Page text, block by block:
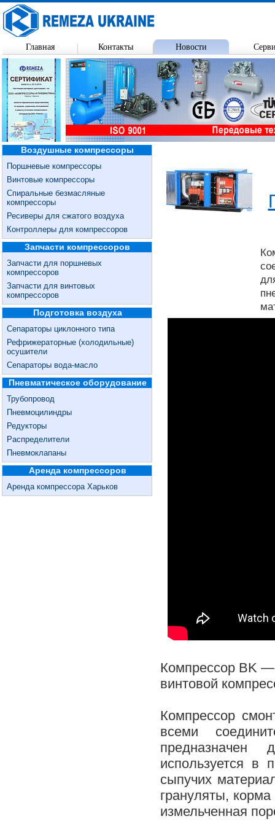
Воздушные компрессоры
Поршневые компрессоры
Винтовые компрессоры
Спиральные безмасляные
компрессоры
Ресиверы для сжатого воздуха
Контроллеры для компрессоров
Запчасти компрессоров
Запчасти для поршневых
компрессоров
Запчасти для винтовых
компрессоров
Подготовка воздуха
Сепараторы циклонного типа
Рефрижераторные (холодильные)
осушители
Сепараторы вода-масло
Пневматическое оборудование
Трубопровод
Пневмоцилиндры
Редукторы
Распределители
Пневмоклапаны
Аренда компрессоров
Аренда компрессора Харьков
Компрессор ВK —
винтовой
Компрессор
всеми
предназначен
используется в
сыпучих
грануляты,
измельченная
Главная Контакты Новости